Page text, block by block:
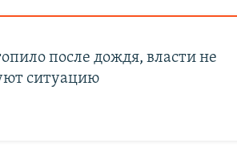
после дождя, власти не
ситуацию